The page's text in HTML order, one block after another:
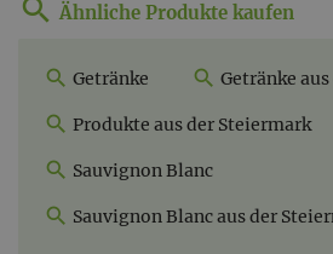
Ähnliche Produkte kaufen
Getränke Getränke
Produkte aus der Steiermark
Sauvignon Blanc
Sauvignon Blanc aus der